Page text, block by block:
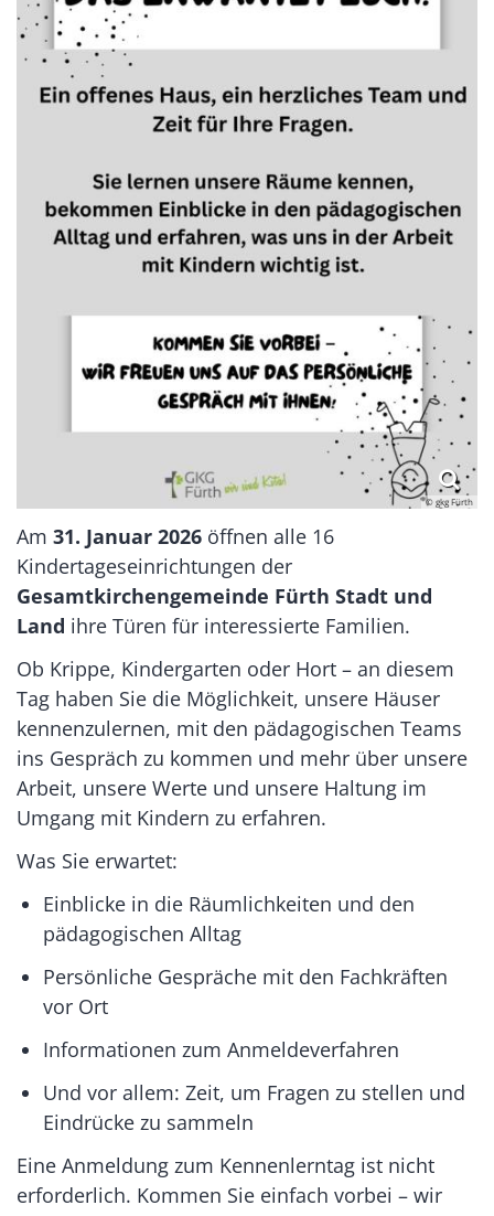
© gkg Fürth
Am 31. Januar 2026 öffnen alle 16
Kindertageseinrichtungen der
Gesamtkirchengemeinde Fürth Stadt und
Land ihre Türen für interessierte Familien.
Ob Krippe, Kindergarten oder Hort – an diesem
Tag haben Sie die Möglichkeit, unsere Häuser
kennenzulernen, mit den pädagogischen Teams
ins Gespräch zu kommen und mehr über unsere
Arbeit, unsere Werte und unsere Haltung im
Umgang mit Kindern zu erfahren.
Was Sie erwartet:
Einblicke in die Räumlichkeiten und den
pädagogischen Alltag
Persönliche Gespräche mit den Fachkräften
vor Ort
Informationen zum Anmeldeverfahren
Und vor allem: Zeit, um Fragen zu stellen und
Eindrücke zu sammeln
Eine Anmeldung zum Kennenlerntag ist nicht
erforderlich. Kommen Sie einfach vorbei – wir